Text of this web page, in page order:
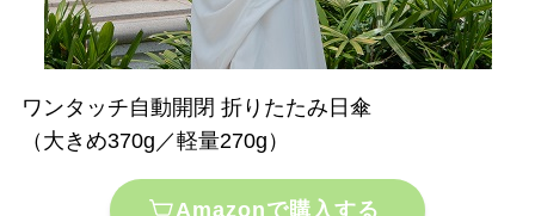
ワンタッチ自動開閉 折りたたみ日傘
（大きめ370g／軽量270g）
Amazonで購入する